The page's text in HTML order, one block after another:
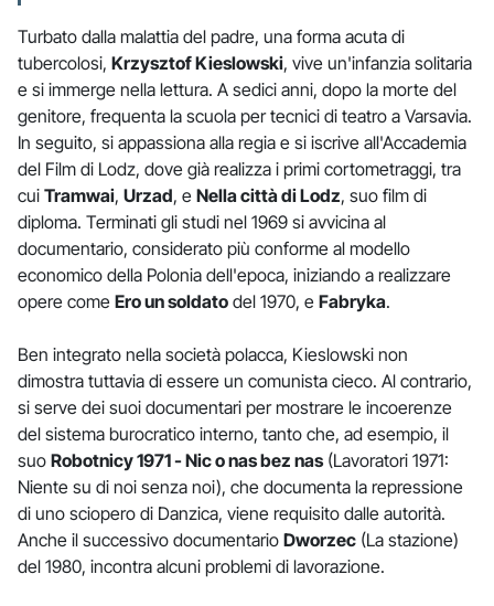
Turbato dalla malattia del padre, una forma acuta di
tubercolosi, Krzysztof Kieslowski, vive un'infanzia solitaria
e si immerge nella lettura. A sedici anni, dopo la morte del
genitore, frequenta la scuola per tecnici di teatro a Varsavia.
In seguito, si appassiona alla regia e si iscrive all'Accademia
del Film di Lodz, dove già realizza i primi cortometraggi, tra
cui Tramwai, Urzad, e Nella città di Lodz, suo film di
diploma. Terminati gli studi nel 1969 si avvicina al
documentario, considerato più conforme al modello
economico della Polonia dell'epoca, iniziando a realizzare
opere come Ero un soldato del 1970, e Fabryka.
Ben integrato nella società polacca, Kieslowski non
dimostra tuttavia di essere un comunista cieco. Al contrario,
si serve dei suoi documentari per mostrare le incoerenze
del sistema burocratico interno, tanto che, ad esempio, il
suo Robotnicy 1971 - Nic o nas bez nas(Lavoratori 1971:
Niente su di noi senza noi), che documenta la repressione
di uno sciopero di Danzica, viene requisito dalle autorità.
Anche il successivo documentario Dworzec (La stazione)
del 1980, incontra alcuni problemi di lavorazione.